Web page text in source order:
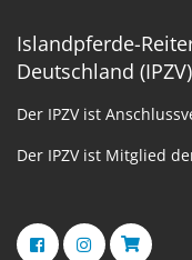
Islandpferde-
Deutschland
Der IPZV ist
Der IPZV ist Mitglied